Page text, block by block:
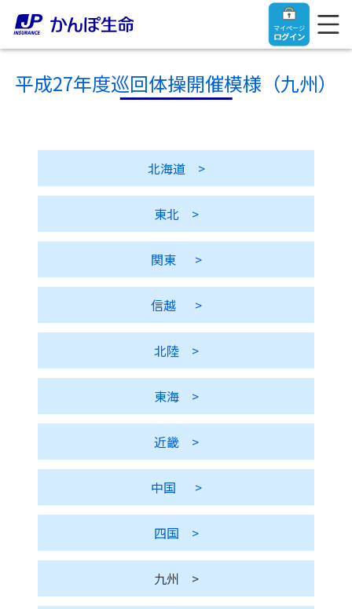
マイページ
ログイン
ご契約者さま
ご契約者さま
マイページログイン
入院保険金・手術保険金のご請求
きっかけ・できごとから探す
マイページでできること
保険をご検討中のお客さま
保険をご検討中のお客さま
終身保険
学資保険
お見積りシミュレーション
法人のお客さま
【まずはご相談ください】企業経営でお悩みの方はこ
法人のお客さま向け商品一覧
目的から探す
かんぽ生命の団体取扱い
お問い合わせ先
お役立ち情報
かんぽのLifeサポートナビ
医療
子育て
かんぽ生命について
かんぽ生命について
経営理念・経営戦略
財務情報
よくあるご質問
お問い合わせ
サステナビリティ
平成27年度巡回体操開催模様（九州）
北海道 >
東北 >
関東 >
信越 >
北陸 >
東海 >
近畿 >
中国 >
四国 >
九州 >